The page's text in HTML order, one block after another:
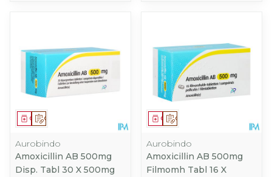
Op voorschrift
Geneesmiddel
Aurobindo
Amoxicillin AB 500mg
Disp. Tabl 30 X 500mg
Op voorschrift
Geneesmiddel
Aurobindo
Amoxicillin AB 500mg
Filmomh Tabl 16 X